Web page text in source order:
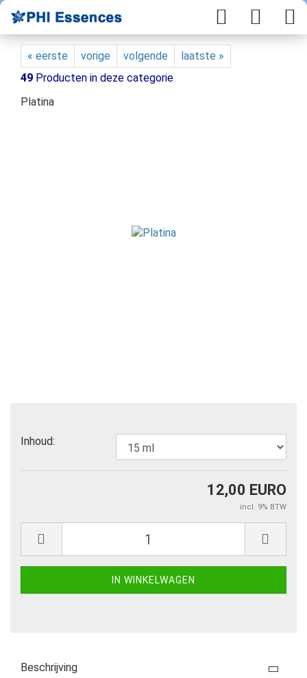
« eerste vorige volgende
laatste »
49 Producten in deze categorie
Platina
Inhoud:
12,00 EURO
incl. 9% BTW
Beschrijving